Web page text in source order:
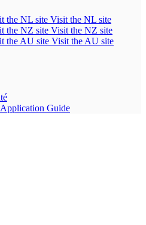
Visit the NL site
Visit the NZ site
Visit the AU site
Guide